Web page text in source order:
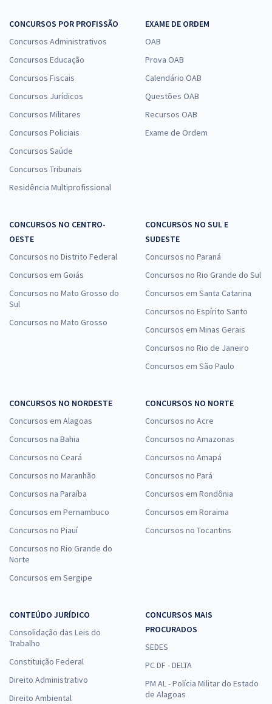
CONCURSOS POR PROFISSÃO
Concursos Administrativos
Concursos Educação
Concursos Fiscais
Concursos Jurídicos
Concursos Militares
Concursos Policiais
Concursos Saúde
Concursos Tribunais
Residência Multiprofissional
EXAME DE ORDEM
OAB
Prova OAB
Calendário OAB
Questões OAB
Recursos OAB
Exame de Ordem
CONCURSOS NO CENTRO-
OESTE
Concursos no Distrito Federal
Concursos em Goiás
Concursos no Mato Grosso do
Sul
Concursos no Mato Grosso
CONCURSOS NO SUL E
SUDESTE
Concursos no Paraná
Concursos no Rio Grande do Sul
Concursos em Santa Catarina
Concursos no Espírito Santo
Concursos em Minas Gerais
Concursos no Rio de Janeiro
Concursos em São Paulo
CONCURSOS NO NORDESTE
Concursos em Alagoas
Concursos na Bahia
Concursos no Ceará
Concursos no Maranhão
Concursos na Paraíba
Concursos em Pernambuco
Concursos no Piauí
Concursos no Rio Grande do
Norte
Concursos em Sergipe
CONCURSOS NO NORTE
Concursos no Acre
Concursos no Amazonas
Concursos no Amapá
Concursos no Pará
Concursos em Rondônia
Concursos em Roraima
Concursos no Tocantins
CONTEÚDO JURÍDICO
Consolidação das Leis do
Trabalho
Constituição Federal
Direito Administrativo
Direito Ambiental
CONCURSOS MAIS
PROCURADOS
SEDES
PC DF - DELTA
PM AL - Polícia Militar do Estado
de Alagoas